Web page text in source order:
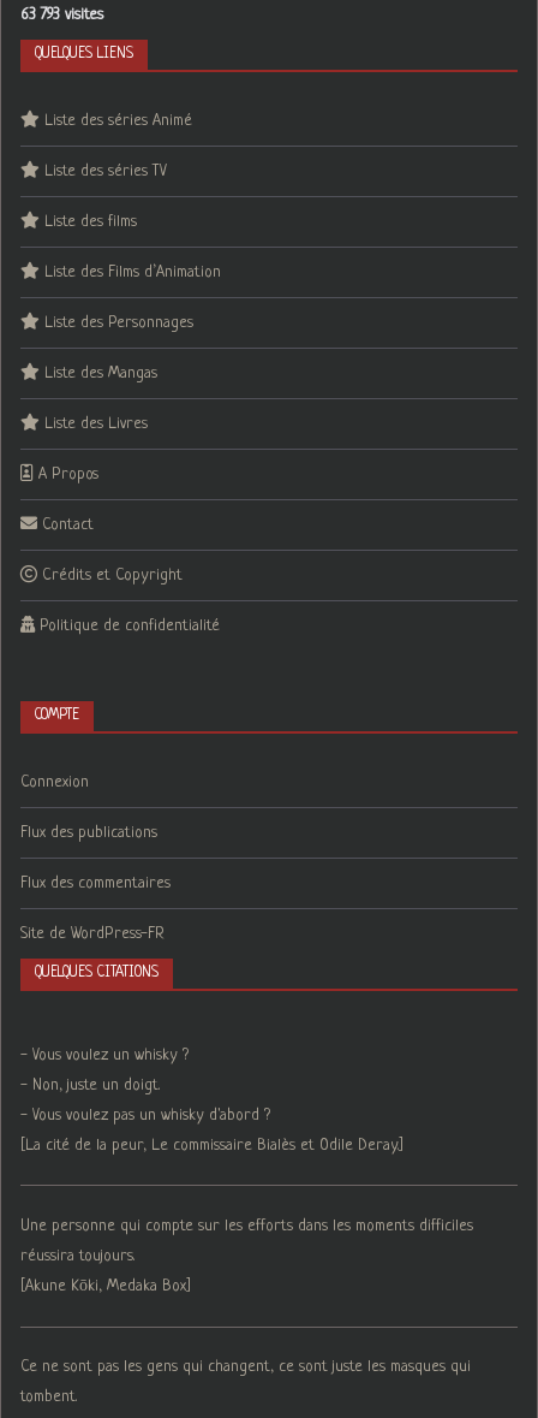
63 793 visites
QUELQUES LIENS
Liste des séries Animé
Liste des séries TV
Liste des films
Liste des Films d’Animation
Liste des Personnages
Liste des Mangas
Liste des Livres
A Propos
Contact
Crédits et Copyright
Politique de confidentialité
COMPTE
Connexion
Flux des publications
Flux des commentaires
Site de WordPress-FR
QUELQUES CITATIONS
- Vous voulez un whisky ?
- Non, juste un doigt.
- Vous voulez pas un whisky d'abord ?
[La cité de la peur, Le commissaire Bialès et Odile Deray.]
Une personne qui compte sur les efforts dans les moments difficiles
réussira toujours.
[Akune Kōki, Medaka Box]
Ce ne sont pas les gens qui changent, ce sont juste les masques qui
tombent.